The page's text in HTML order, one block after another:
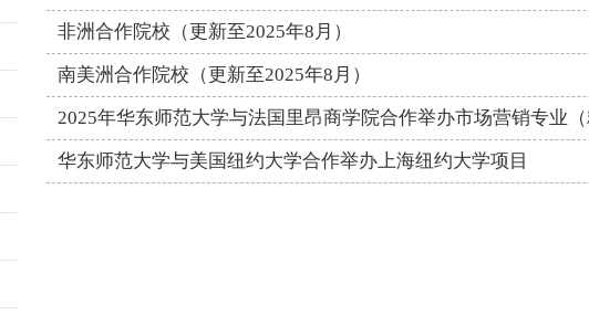
非洲合作院校（更新至2025年8月）
南美洲合作院校（更新至2025年8月）
2025年华东师范大学与法国里昂商学院合作举办市场营销专业（
华东师范大学与美国纽约大学合作举办上海纽约大学项目